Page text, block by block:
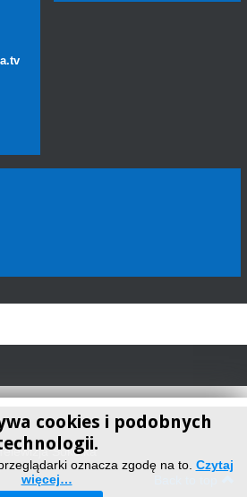
cookies i podobnych
oznacza zgodę na to. Czytaj
więcej…
Sokółka